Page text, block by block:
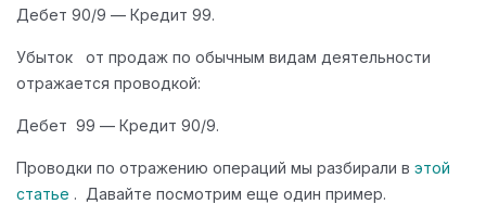
Дебет 90/9 — Кредит 99.
Убыток от продаж по обычным видам деятельности
отражается проводкой:
Дебет 99 — Кредит 90/9.
Проводки по отражению операций мы разбирали в этой
статье . Давайте посмотрим еще один пример.